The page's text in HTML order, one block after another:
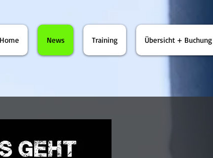
Home News Training Übersicht + Buchung